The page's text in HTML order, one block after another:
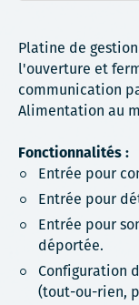
Platine de
l'ouverture et
communication
Alimentation au
Fonctionnalités :
Entrée pour
Entrée pour
Entrée pour
déportée.
Configuration
(tout-ou-rien,